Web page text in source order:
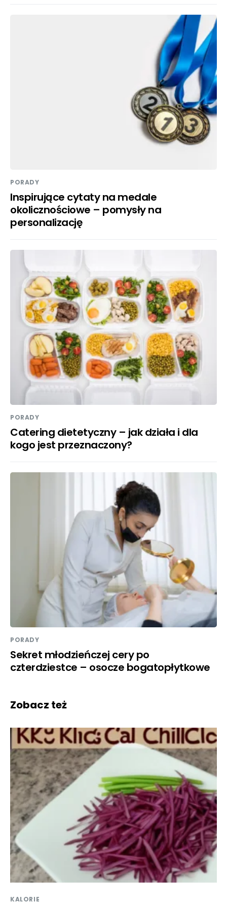
PORADY
Inspirujące cytaty na medale
okolicznościowe – pomysły na
personalizację
PORADY
Catering dietetyczny – jak działa i dla
kogo jest przeznaczony?
PORADY
Sekret młodzieńczej cery po
czterdziestce – osocze bogatopłytkowe
Zobacz też
KALORIE